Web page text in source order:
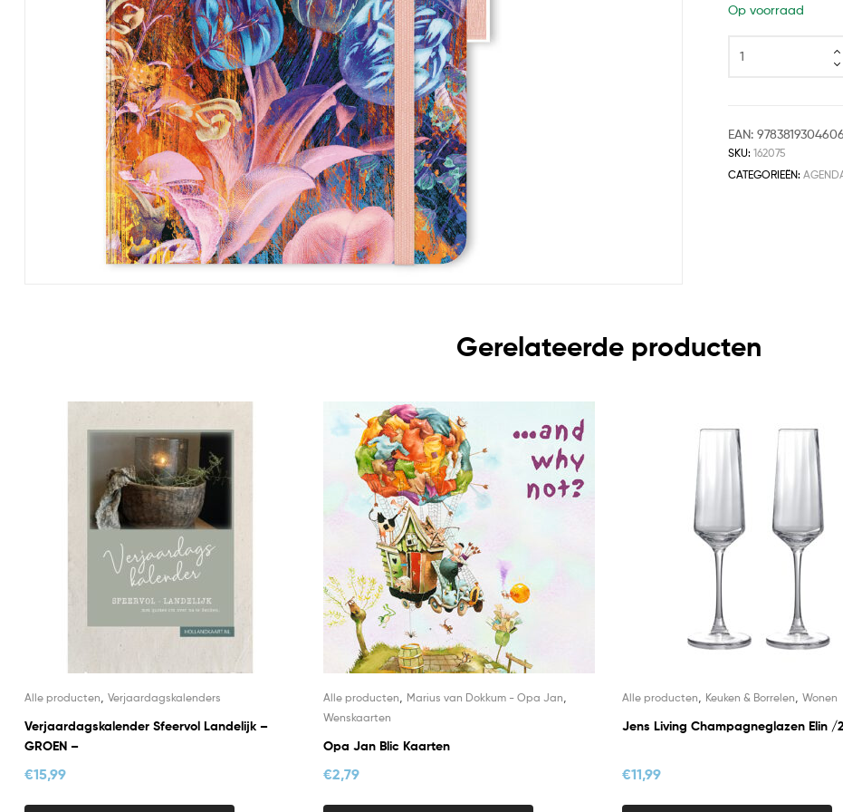
Op voorraad
EAN:
SKU:162075
CATEGORIEËN:
Gerelateerde producten
Alle producten, Verjaardagskalenders
Verjaardagskalender Sfeervol Landelijk –
GROEN –
€15,99
Alle producten, Marius van Dokkum - Opa Jan,
Wenskaarten
Opa Jan Blic Kaarten
€2,79
Alle producten, Keuken & Borrelen, Wonen
Jens Living Champagneglazen Elin /2
€11,99